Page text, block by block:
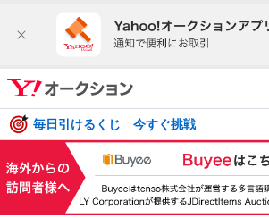
毎日引けるくじ 今すぐ挑戦